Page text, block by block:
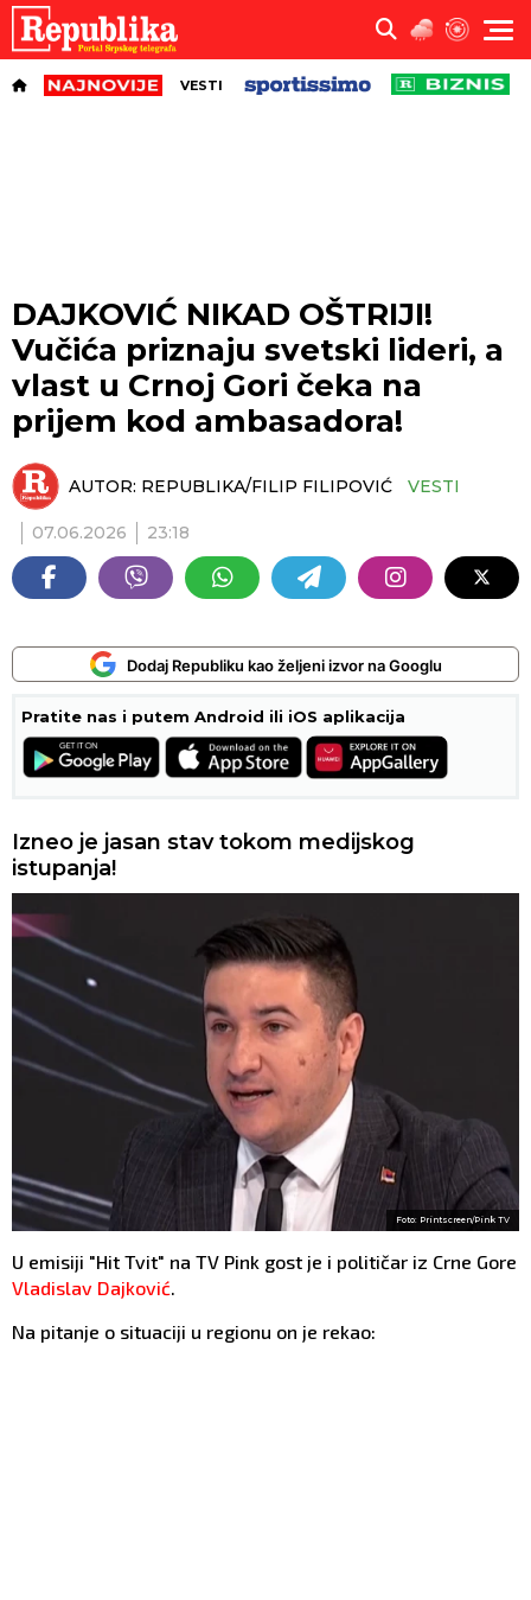
VESTI
DAJKOVIĆ NIKAD OŠTRIJI!
Vučića priznaju svetski lideri, a
vlast u Crnoj Gori čeka na
prijem kod ambasadora!
AUTOR: REPUBLIKA/FILIP FILIPOVIĆ VESTI
07.06.2026 23:18
Dodaj Republiku kao željeni izvor na Googlu
Pratite nas i putem Android ili iOS aplikacija
Izneo je jasan stav tokom medijskog
istupanja!
Foto: Printscreen/Pink TV
U emisiji "Hit Tvit" na TV Pink gost je i političar iz Crne Gore
Vladislav Dajković.
Na pitanje o situaciji u regionu on je rekao: